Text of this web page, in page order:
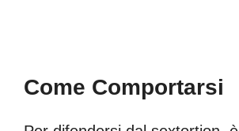
Come Comportarsi